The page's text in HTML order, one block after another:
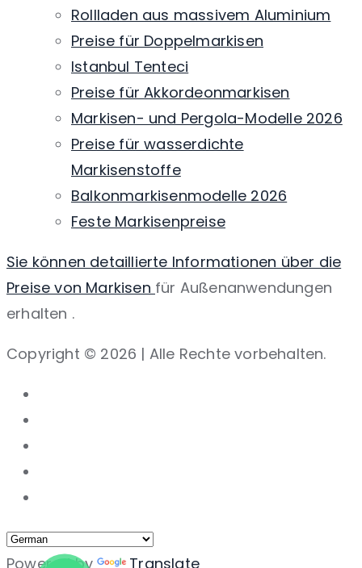
Rollladen aus massivem Aluminium
Preise für Doppelmarkisen
Istanbul Tenteci
Preise für Akkordeonmarkisen
Markisen- und Pergola-Modelle 2026
Preise für wasserdichte
Markisenstoffe
Balkonmarkisenmodelle 2026
Feste Markisenpreise
Sie können detaillierte Informationen über die
Preise von Markisen für Außenanwendungen
erhalten .
Copyright © 2026 | Alle Rechte vorbehalten.
Powered by Translate